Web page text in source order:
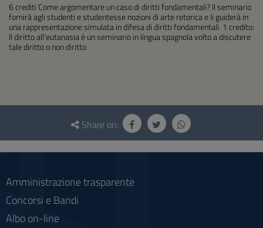
6 crediti Come argomentare un caso di diritti fondamentali? Il seminario
fornirà agli studenti e studentesse nozioni di arte retorica e li guiderà in
una rappresentazione simulata in difesa di diritti fondamentali. 1 credito:
Il diritto all'eutanasia è un seminario in lingua spagnola volto a discutere
tale diritto o non diritto
Questionnaire
social
Share on:
Amministrazione trasparente
Concorsi e Bandi
Albo on-line